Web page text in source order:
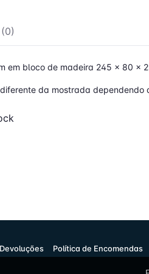
em bloco de madeira 245 x 80 x
da mostrada dependendo
Política de Encomendas